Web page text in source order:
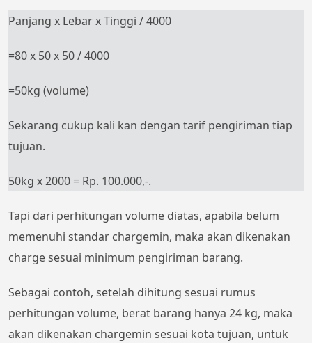
Panjang x Lebar x Tinggi / 4000
=80 x 50 x 50 / 4000
=50kg (volume)
Sekarang cukup kali kan dengan tarif pengiriman tiap
tujuan.
50kg x 2000 = Rp. 100.000,-.
Tapi dari perhitungan volume diatas, apabila belum
memenuhi standar chargemin, maka akan dikenakan
charge sesuai minimum pengiriman barang.
Sebagai contoh, setelah dihitung sesuai rumus
perhitungan volume, berat barang hanya 24 kg, maka
akan dikenakan chargemin sesuai kota tujuan, untuk